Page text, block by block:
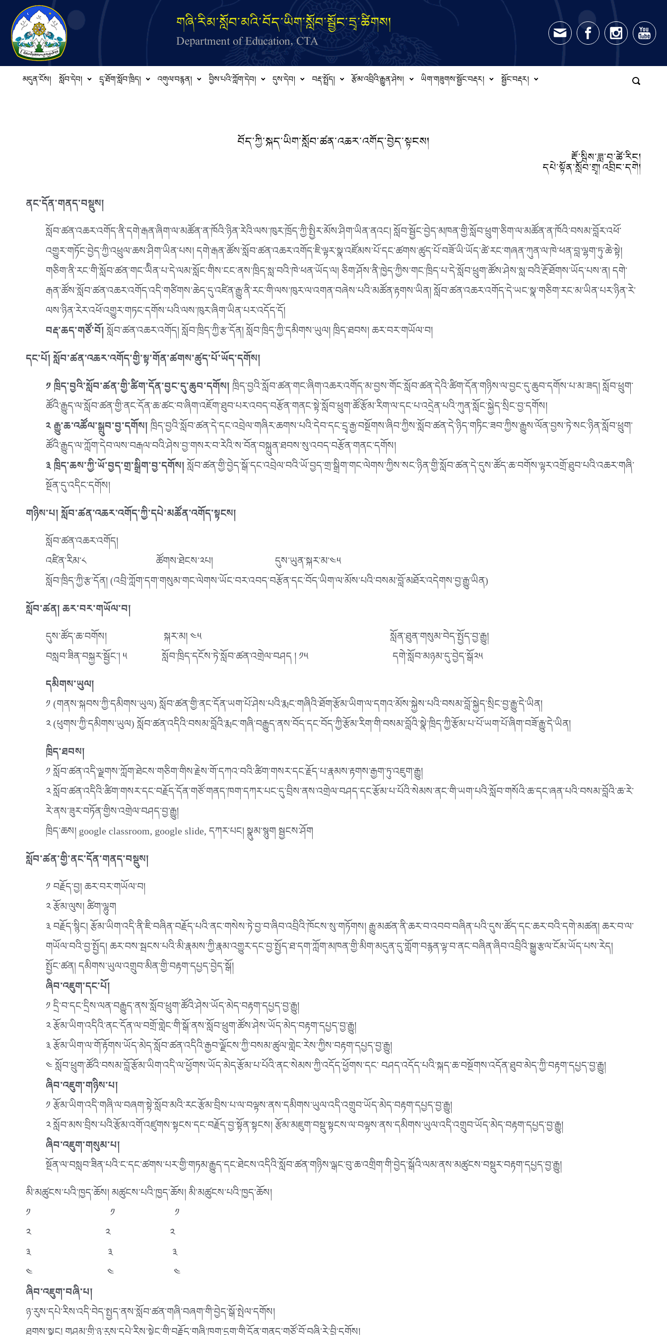
Skip to main content
གཞི་རིམ་སློབ་མའི་བོད་ཡིག་སློབ་སྦྱོང་དྲྭ་ཚིགས།
Department of Education, CTA
མདུན་ངོས། སློབ་དེབ། དྲྭ་ཐོག་སློབ་ཁྲིད། འགུལ་བརྙན། བྱིས་པའི་ཀློག་དེབ། དུས་དེབ། བརྡ་སྤྲོད། རྩོམ་འབྲིའི་རྒྱུན་ཤེས། ཡིག་གཟུགས་སྦྱོང་བརྡར། སྦྱོང་བརྡར།
བོད་ཀྱི་སྐད་ཡིག་སློབ་ཚན་འཆར་འགོད་བྱེད་སྟངས།
རྡོ་སྦིས་ཟླ་བ་ཚེ་རིང།
དཔེ་སྟོན་སློབ་གྲྭ། འབྲིང་དགེ།
ནང་དོན་གནད་བསྡུས།
སློབ་ཚན་འཆར་འགོད་ནི་དགེ་རྒན་ཞིག་ལ་མཚོན་ན་ཁོའི་ཉིན་རེའི་ལས་ཁུར་ཁྲོད་ཀྱི་སྤྱིར་མོས་ཤིག་ཡིན་ནའང། སློབ་སྦྱོང་བྱེད་མཁན་གྱི་སློབ་ཕྲུག་ཅིག་ལ་མཚོན་ན་ཁོའི་བསམ་བློར་འཕོ་
འགྱུར་གཏོང་བྱེད་ཀྱི་འཕྲུལ་ཆས་ཤིག་ཡིན་པས། དགེ་རྒན་ཚོས་སློབ་ཚན་འཆར་འགོད་ཇི་ལྟར་སྣ་འཛོམས་པོ་དང་ཚགས་ཚུད་པོ་བཟོ་ཡི་ཡོད་ཚེ་རང་གཞན་ཀུན་ལ་ཁེ་ཕན་བླ་ལྷག་ཏུ་ཆེ་སྟེ།
གཅིག་ནི་རང་གི་སློབ་ཚན་གང་ཡིིན་པ་དེ་ལམ་སློང་གིས་ངང་ནས་ཁྲིད་སླ་བའི་ཁེ་ཕན་ཡོད་ལ། ཅིག་ཤོས་ནི་ཁྱེད་ཀྱིས་གང་ཁྲིད་པ་དེ་སློབ་ཕྲུག་ཚོས་ཤེས་སླ་བའི་རྔོ་ཐོགས་ཡོད་པས་ན། དགེ་
རྒན་ཚོས་སློབ་ཚན་འཆར་འགོད་འདི་གཙིགས་ཆེད་དུ་འཛིན་རྒྱུ་ནི་རང་གི་ལས་ཁུར་ལ་འགན་བཞེས་པའི་མཚོན་རྟགས་ཡིན། སློབ་ཚན་འཆར་འགོད་དེ་ཡང་སྣ་གཅིག་རང་མ་ཡིན་པར་ཉིན་རེ་
ལས་ཉིན་རེར་འཕོ་འགྱུར་གཏང་དགོས་པའི་ལས་ཁུར་ཞིག་ཡིན་པར་འདོད་དོ།
བརྡ་ཆད་གཙོ་བོ།སློབ་ཚན་འཆར་འགོད། སློབ་ཁྲིད་ཀྱི་རྩ་དོན། སློབ་ཁྲིད་ཀྱི་དམིགས་ཡུལ། ཁྲིད་ཐབས། ཆར་བར་གཡོལ་བ།
དང་པོ། སློབ་ཚན་འཆར་འགོད་གྱི་སྟ་གོན་ཚགས་ཚུད་པོ་ཡོད་དགོས།
༡ ཁྲིད་བྱའི་སློབ་ཚན་གྱི་ཚིག་དོན་བྱང་དུ་ཆུབ་དགོས།ཁྲིད་བྱའི་སློབ་ཚན་གང་ཞིག་འཆར་འགོད་མ་བྱས་གོང་སློབ་ཚན་དེའི་ཚིག་དོན་གཉིས་ལ་བྱང་དུ་ཆུབ་དགོས་པ་མ་ཟད། སློབ་ཕྲུག་
ཚོའི་རྒྱུད་ལ་སློབ་ཚན་གྱི་ནང་དོན་ཆ་ཚང་བ་ཞིག་འཇོག་ཐུབ་པར་འབད་བརྩོན་གནང་སྟེ་སློབ་ཕྲུག་ཚོ་རྩོམ་རིག་ལ་དང་པ་འདྲེན་པའི་ཀུན་སློང་སྐྱེད་སྲིང་བྱ་དགོས།
༢ རྒྱུ་ཆ་འཚོལ་སྒྲུབ་བྱ་དགོས།ཁྲིད་བྱའི་སློབ་ཚན་དེ་དང་འབྲེལ་གཞིར་ཆགས་པའི་དེབ་དང་དྲྭ་རྒྱ་བསྔོགས་ཞིབ་ཀྱིས་སློབ་ཚན་དེ་ཉིད་གཏིང་ཟབ་ཀྱིས་རྒྱུས་ལོན་བྱས་ཏེ་སང་ཉིན་སློབ་ཕྲུག་
ཚོའི་རྒྱུད་ལ་ཀློག་དེབ་ལས་བརྒལ་བའི་ཤེས་བྱ་གསར་བ་རེའི་ས་བོན་བསྐྲུན་ཐབས་སུ་འབད་བརྩོན་གནང་དགོས།
༣ ཁྲིད་ཆས་ཀྱི་ཡོ་བྱད་གྲ་སྒྲིག་བྱ་དགོས།སློབ་ཚན་གྱི་བྱེད་སྒོ་དང་འབྲེལ་བའི་ཡོ་བྱད་གྲ་སྒྲིག་གང་ལེགས་ཀྱིས་སང་ཉིན་གྱི་སློབ་ཚན་དེ་དུས་ཚོད་ཆ་བགོས་ལྟར་འགྲོ་ཐུབ་པའི་འཆར་གཞི་
སྔོན་དུ་འདིང་དགོས།
གཉིས་པ། སློབ་ཚན་འཆར་འགོད་ཀྱི་དཔེ་མཚོན་འགོད་སྟངས།
སློབ་ཚན་འཆར་འགོད།
འཛིན་རིམ་༨ ཚོགས་ཐེངས་༢པ། དུས་ཡུན་སྐར་མ་༤༥
སློབ་ཁྲིད་ཀྱི་རྩ་དོན། (འབྲི་ཀློག་དག་གསུམ་གང་ལེགས་ཡོང་བར་འབད་བརྩོན་དང་བོད་ཡིག་ལ་མོས་པའི་བསམ་བློ་མཐོར་འདེགས་བྱ་རྒྱུ་ཡིན)
སློབ་ཚན། ཆར་བར་གཡོལ་བ།
དུས་ཚོད་ཆ་བགོས། སྐར་མ། ༤༥ སློན་ཐུན་གསུམ་བེད་སྤྱོད་བྱ་རྒྱུ།
བསླབ་ཟིན་བསྐྱར་སྦྱོང་། ༥ སློབ་ཁྲིད་དངོས་ཏེ་སློབ་ཚན་འགྲེལ་བཤད ། ༡༥ དགེ་སློབ་མཉམ་དུ་བྱེད་སྒོ༢༥
དམིགས་ཡུལ།
༡ (གནས་སྐབས་ཀྱི་དམིགས་ཡུལ) སློབ་ཚན་གྱི་ནང་དོན་ཡག་པོ་ཤེས་པའི་རྨང་གཞིའི་ཐོག་རྩོམ་ཡིག་ལ་དགའ་མོས་སྐྱེས་པའི་བསམ་བློ་སྐྱེད་སྲིང་བྱ་རྒྱུ་དེ་ཡིན།
༢ (ཕུགས་ཀྱི་དམིགས་ཡུལ) སློབ་ཚན་འདིའི་བསམ་བློའི་རྨང་གཞི་བརྒྱུད་ནས་བོད་དང་བོད་ཀྱི་རྩོམ་རིག་གི་བསམ་བློའི་སྣེ་ཁྲིད་ཀྱི་རྩོམ་པ་པོ་ཡག་པོ་ཞིག་བཟོ་རྒྱུ་དེ་ཡིན།
ཁྲིད་ཐབས།
༡ སློབ་ཚན་འདི་ལྗགས་ཀློག་ཐེངས་གཅིག་གིས་རྗེས་གོ་དཀའ་བའི་ཚིག་གསར་དང་རྗོད་པ་རྣམས་རྟགས་རྒྱག་ཏུ་འཇུག་རྒྱུ།
༢ སློབ་ཚན་འདིའི་ཚིག་གསར་དང་བརྗོད་དོན་གཙོ་གནད་ཁག་དཀར་པང་དུ་བྲིས་ནས་འགྲེལ་བཤད་དང་རྩོམ་པ་པོའི་སེམས་ནང་གི་ཡག་པའི་སློབ་གསོའི་ཆ་དང་ཞན་པའི་བསམ་བློའི་ཆ་རེ་
རེ་ནས་ཟུར་བཏོན་གྱིས་འགྲེལ་བཤད་བྱ་རྒྱུ།
ཁྲིད་ཆས། google classroom, google slide, དཀར་པང། སྣུམ་སྙུག སྦྱངས་ཤོག
སློབ་ཚན་གྱི་ནང་དོན་གནད་བསྡུས།
༡ བརྗོད་བྱ། ཆར་བར་གཡོལ་བ།
༢ རྩོམ་ལུས། ཚིག་ལྷུག
༣ བརྗོད་སྙིང། རྩོམ་ཡིག་འདི་ནི་ཇི་བཞིན་བརྗོད་པའི་ནང་གསེས་ཏེ་བྱ་བ་ཞིབ་འབྲིའི་ཁོངས་སུ་གཏོགས། རྒྱུ་མཚན་ནི་ཆར་བ་འབབ་བཞིན་པའི་དུས་ཚོད་དང་ཆར་བའི་དགེ་མཚན། ཆར་བ་ལ་
གཡོལ་བའི་བྱ་སྤྱོད། ཆར་བས་སྦངས་པའི་མི་རྣམས་ཀྱི་རྣམ་འགྱུར་དང་བྱ་སྤྱོད་ཐ་དག་ཀློག་མཁན་གྱི་མིག་མདུན་དུ་གློག་བརྙན་ལྟ་བ་ནང་བཞིན་ཞིབ་འབྲིའི་སྒྱུ་རྩལ་ངོམ་ཡོད་པས་རེད།
སྤྱོང་ཚན། དམིགས་ཡུལ་འགྲུབ་མིན་གྱི་བརྟག་དཔྱད་བྱེད་སྒོ།
ཞིབ་འཇུག་དང་པོ།
༡ དྲི་བ་དང་དྲིས་ལན་བརྒྱུད་ནས་སློབ་ཕྲུག་ཚོའི་ཤེས་ཡོད་མེད་བརྟག་དཔྱད་བྱ་རྒྱུ།
༢ རྩོམ་ཡིག་འདིའི་ནང་དོན་ལ་བགྲོ་གླེང་གི་སྒོ་ནས་སློབ་ཕྲུག་ཚོས་ཤེས་ཡོད་མེད་བརྟག་དཔྱད་བྱ་རྒྱུ།
༣ རྩོམ་ཡིག་ལ་གོ་རྟོགས་ཡོད་མེད་སློབ་ཚན་འདིའི་རྒྱབ་ལྗོངས་ཀྱི་བསམ་ཚུལ་གླེང་རེས་ཀྱིས་བརྟག་དཔྱད་བྱ་རྒྱུ།
༤ སློབ་ཕྲུག་ཚོའི་བསམ་བློ་རྩོམ་ཡིག་འདི་ལ་ཕྱོགས་ཡོད་མེད་རྩོམ་པ་པོའི་ནང་སེམས་ཀྱི་འདོད་ཕྱོགས་དང་ བཤད་འདོད་པའི་སྐད་ཆ་བསྔོགས་འདོན་ཐུབ་མེད་ཀྱི་བརྟག་དཔྱད་བྱ་རྒྱུ།
ཞིབ་འཇུག་གཉིས་པ།
༡ རྩོམ་ཡིག་འདི་གཞི་ལ་བཞག་སྟེ་སློབ་མའི་རང་རྩོམ་བྲིས་པ་ལ་བལྟས་ནས་དམིགས་ཡུལ་འདི་འགྲུབ་ཡོད་མེད་བརྟག་དཔྱད་བྱ་རྒྱུ།
༢ སློབ་མས་བྲིས་པའི་རྩོམ་འགོ་འཛུགས་སྟངས་དང་བརྗོད་བྱ་སྟོན་སྟངས། རྩོམ་མཇུག་བསྡུ་སྟངས་ལ་བལྟས་ནས་དམིགས་ཡུལ་འདི་འགྲུབ་ཡོད་མེད་བརྟག་དཔྱད་བྱ་རྒྱུ།
ཞིབ་འཇུག་གསུམ་པ།
སྔོན་ལ་བསླབ་ཟིན་པའི་ང་དང་ཚགས་པར་གྱི་གཏམ་རྒྱུད་དང་ཐེངས་འདིའི་སློབ་ཚན་གཉིས་ལྒང་བུ་ཆ་འགྲིག་གི་བྱེད་སྒོའི་ལམ་ནས་མཚུངས་བསྡུར་བརྟག་དཔྱད་བྱ་རྒྱུ།
མི་མཚུངས་པའི་ཁྱད་ཆོས། མཚུངས་པའི་ཁྱད་ཆོས། མི་མཚུངས་པའི་ཁྱད་ཆོས།
༡ ༡ ༡
༢ ༢ ༢
༣ ༣ ༣
༤ ༤ ༤
ཞིབ་འཇུག་བཞི་པ།
ཉ་རུས་དཔེ་རིས་འདི་བེད་སྤྱད་ནས་སློབ་ཚན་གཞི་བཞག་གི་བྱེད་སྒོ་སྤེལ་དགོས།